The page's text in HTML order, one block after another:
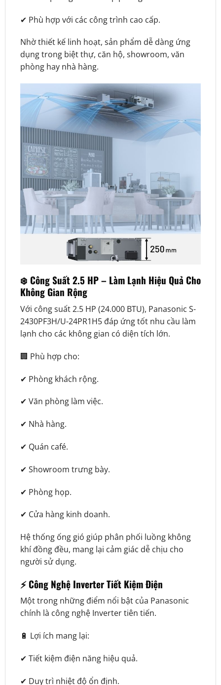
✔ Phù hợp với các công trình cao cấp.
Nhờ thiết kế linh hoạt, sản phẩm dễ dàng ứng
dụng trong biệt thự, căn hộ, showroom, văn
phòng hay nhà hàng.
❄️ Công Suất 2.5 HP – Làm Lạnh Hiệu Quả Cho
Không Gian Rộng
Với công suất 2.5 HP (24.000 BTU), Panasonic S-
2430PF3H/U-24PR1H5 đáp ứng tốt nhu cầu làm
lạnh cho các không gian có diện tích lớn.
🏢 Phù hợp cho:
✔ Phòng khách rộng.
✔ Văn phòng làm việc.
✔ Nhà hàng.
✔ Quán café.
✔ Showroom trưng bày.
✔ Phòng họp.
✔ Cửa hàng kinh doanh.
Hệ thống ống gió giúp phân phối luồng không
khí đồng đều, mang lại cảm giác dễ chịu cho
người sử dụng.
⚡ Công Nghệ Inverter Tiết Kiệm Điện
Một trong những điểm nổi bật của Panasonic
chính là công nghệ Inverter tiên tiến.
🔋 Lợi ích mang lại:
✔ Tiết kiệm điện năng hiệu quả.
✔ Duy trì nhiệt độ ổn định.